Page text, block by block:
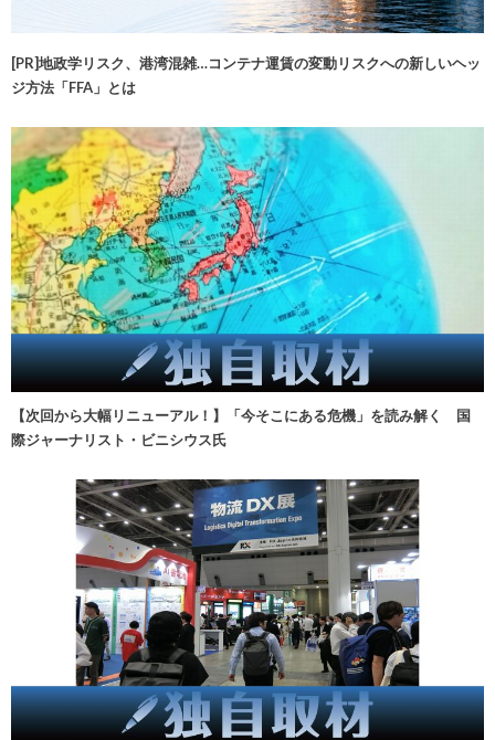
[PR]地政学リスク、港湾混雑…コンテナ運賃の変動リスクへの新しいヘッ
ジ方法「FFA」とは
【次回から大幅リニューアル！】「今そこにある危機」を読み解く 国
際ジャーナリスト・ビニシウス氏